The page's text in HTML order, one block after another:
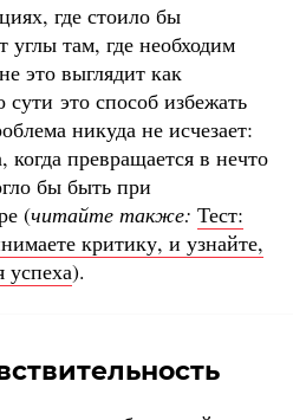
где стоило бы
углы там, где необходим
это выглядит как
это способ избежать
никуда не исчезает:
превращается в нечто
бы быть при
(читайте также: Тест:
критику, и узнайте,
успеха).